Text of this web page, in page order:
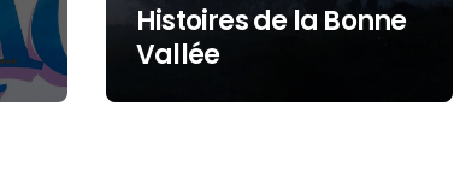
Histoires de la Bonne
Vallée